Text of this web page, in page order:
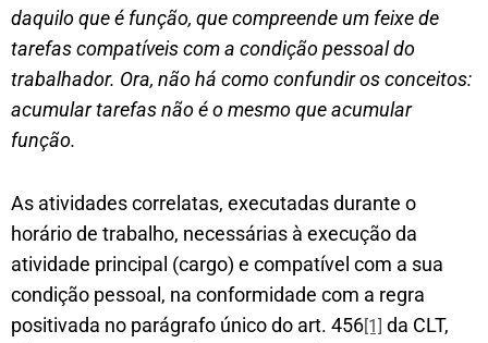
daquilo que é função, que compreende um feixe de
tarefas compatíveis com a condição pessoal do
trabalhador. Ora, não há como confundir os conceitos:
acumular tarefas não é o mesmo que acumular
função.
As atividades correlatas, executadas durante o
horário de trabalho, necessárias à execução da
atividade principal (cargo) e compatível com a sua
condição pessoal, na conformidade com a regra
positivada no parágrafo único do art. 456[1] da CLT,